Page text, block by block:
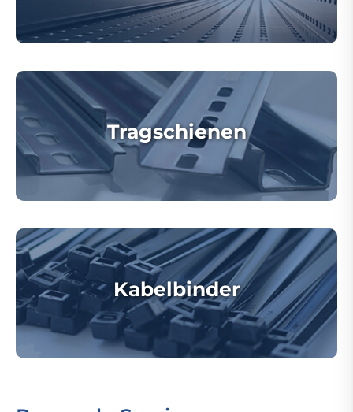
Tragschienen
Kabelbinder